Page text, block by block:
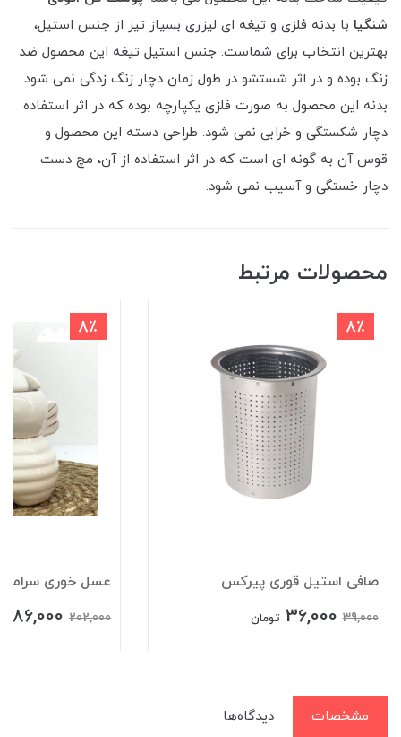
شنگیا با بدنه فلزی و تیغه ای لیزری بسیاز تیز از جنس استیل،
بهترین انتخاب برای شماست. جنس استیل تیغه این محصول ضد
زنگ بوده و در اثر شستشو در طول زمان دچار زنگ زدگی نمی شود.
بدنه این محصول به صورت فلزی یکپارچه بوده که در اثر استفاده
دچار شکستگی و خرابی نمی شود. طراحی دسته این محصول و
قوس آن به گونه ای است که در اثر استفاده از آن، مچ دست
دچار خستگی و آسیب نمی شود.
محصولات مرتبط
8٪
صافی استیل قوری پیرکس
39,000
36,000 تومان
8٪
عسل خوری
202,000
186,000
مشخصات دیدگاه‌ها